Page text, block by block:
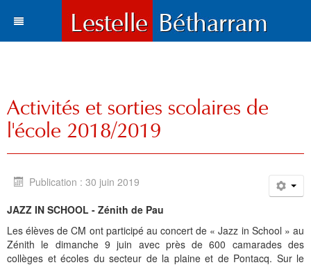
Vie municipale
Travaux
Solidarité et environnement
Culture et loisirs
Situation et accès
Environnement
Fonds d'écran
Photos et cartes postales
Tourisme
Votre destination
Gîtes et meublés
Chambres d'Hôtes
Bases de Loisirs
Balades et randonnées
Visites et découvertes
Les Grottes de Bétharram
Histoire
La Chapelle de Bétharram
Reconstruction du Pont
Le nom de Lestelle
Toponymie gasconne
Chroniques locales
Archives
Bienvenue
Archives
Le conseil municipal
Les membres du Conseil
Informations
Santé
Education
Bétharram
Histoire
Activités et sorties scolaires de
l'école 2018/2019
Publication : 30 juin 2019
JAZZ IN SCHOOL - Zénith de Pau
Les élèves de CM ont participé au concert de « Jazz in School » au
Zénith le dimanche 9 juin avec près de 600 camarades des
collèges et écoles du secteur de la plaine et de Pontacq. Sur le